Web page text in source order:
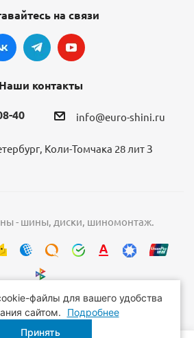
на связи
Наши контакты
40 info@euro-shini.ru
Коли-Томчака 28 лит З
- шины, диски, шиномонтаж.
файлы для вашего удобства
сайтом.
Подробнее
Принять